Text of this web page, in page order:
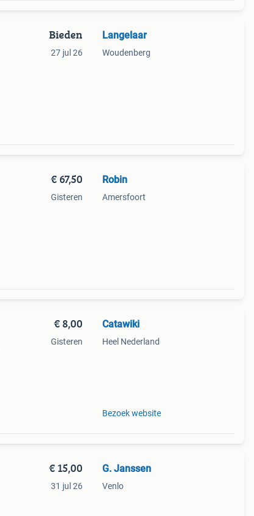
Bieden
27 jul 26
Langelaar
Woudenberg
€ 67,50
Gisteren
Robin
Amersfoort
€ 8,00
Gisteren
Catawiki
Heel Nederland
Bezoek website
€ 15,00
31 jul 26
G. Janssen
Venlo